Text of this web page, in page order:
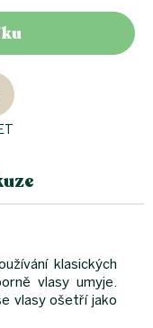
klasických
vlasy umyje.
vlasy ošetří jako